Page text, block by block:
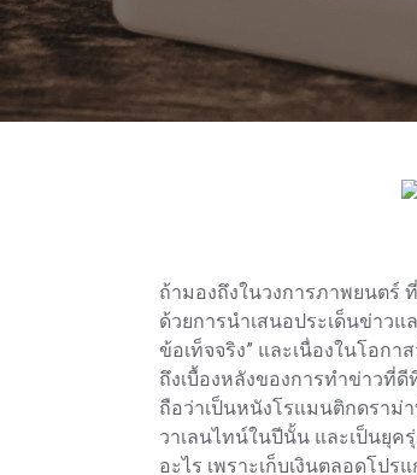
ถ้ามองถึงในวงการภาพยนตร์
ด้วยการนำเสนอประเด็นข่าว
ข้อเท็จจริง” และเนื่องในโอก
ถึงเบื้องหลังของการทำข่าวที่
ถือว่าเป็นหนังโรแมนติกดราม่
วาเลนไทน์ในปีนั้น และเป็นยุค
อะไร เพราะเก็บเงินตลอดโป